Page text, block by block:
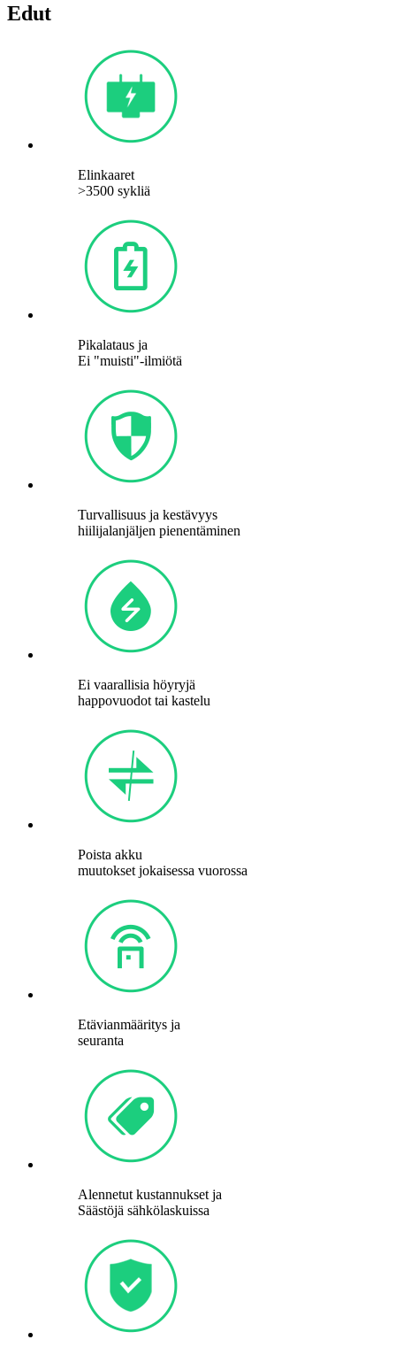
Edut
Elinkaaret
>3500 sykliä
Pikalataus ja
Ei "muisti"-ilmiötä
Turvallisuus ja kestävyys
hiilijalanjäljen pienentäminen
Ei vaarallisia höyryjä
happovuodot tai kastelu
Poista akku
muutokset jokaisessa vuorossa
Etävianmääritys ja
seuranta
Alennetut kustannukset ja
Säästöjä sähkölaskuissa